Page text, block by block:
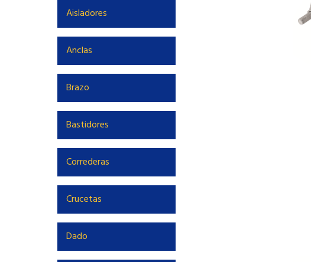
Aisladores
Anclas
Brazo
Bastidores
Correderas
Crucetas
Dado